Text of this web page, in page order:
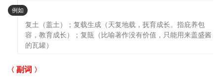
例如 ：
复土（盖土）；复载生成（天复地载，抚育成长。指庇养包
容，教育成长）；复瓿（比喻著作没有价值，只能用来盖盛酱
的瓦罐）
副词